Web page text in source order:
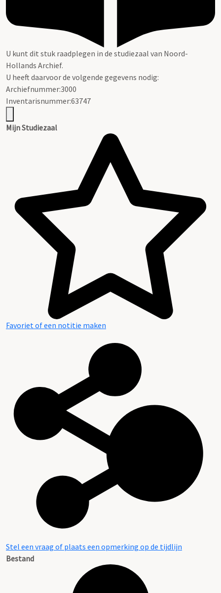
U kunt dit stuk raadplegen in de studiezaal van Noord-
Hollands Archief.
U heeft daarvoor de volgende gegevens nodig:
Archiefnummer:3000
Inventarisnummer:63747
Mijn Studiezaal
Favoriet of een notitie maken
Stel een vraag of plaats een opmerking op de tijdlijn
Bestand